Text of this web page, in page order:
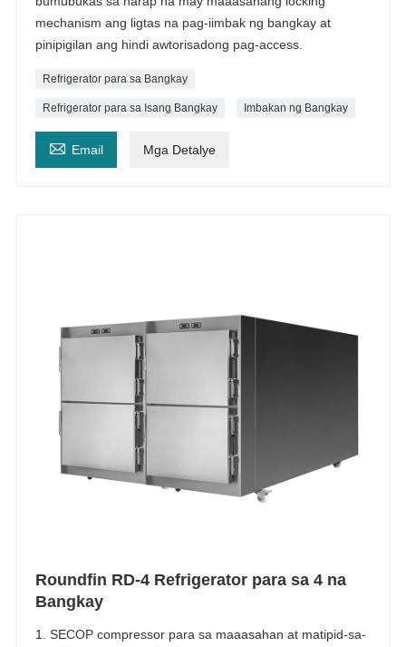
mechanism ang ligtas na pag-iimbak ng bangkay at
pinipigilan ang hindi awtorisadong pag-access.
Refrigerator para sa Bangkay
Refrigerator para sa Isang Bangkay Imbakan ng Bangkay
 Email Mga Detalye
Roundfin RD-4 Refrigerator para sa 4 na
Bangkay
1. SECOP compressor para sa maaasahan at matipid-sa-